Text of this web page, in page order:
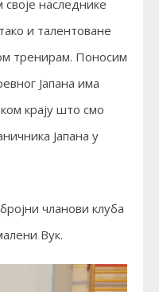
наследнике
и талентоване
тренирам. Поносим
Јапана има
крају што смо
Јапана у
чланови клуба
Вук.